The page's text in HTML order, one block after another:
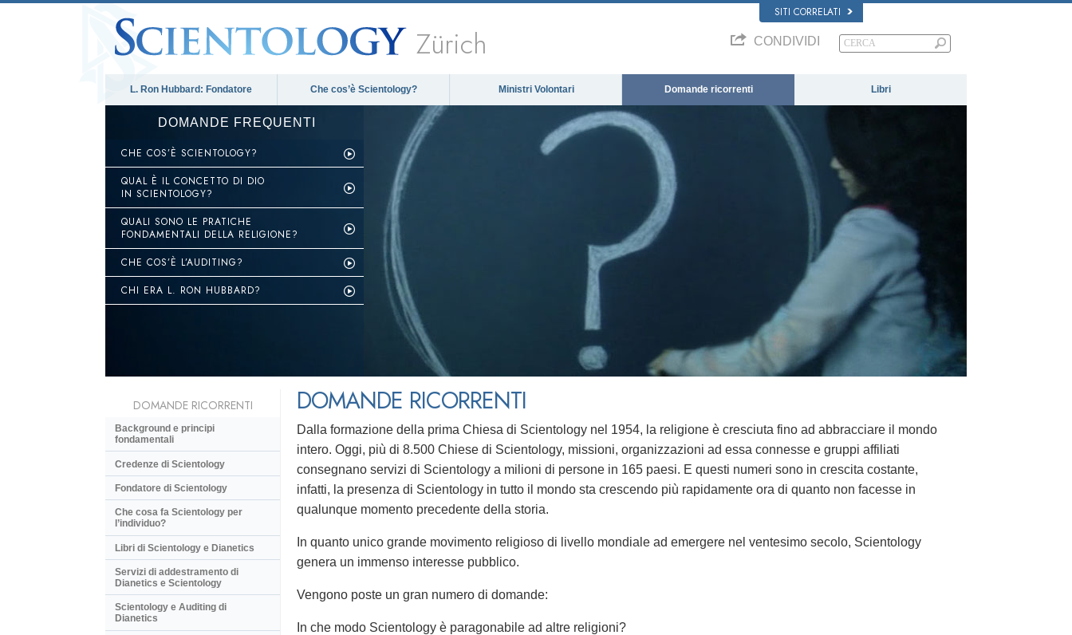
SITI CORRELATI
Zürich CONDIVIDI
L. Ron Hubbard: Fondatore Che cos’è Scientology? Ministri Volontari Domande ricorrenti Libri
DOMANDE FREQUENTI
CHE COS’È SCIENTOLOGY?
QUAL È IL CONCETTO DI DIO
IN SCIENTOLOGY?
QUALI SONO LE PRATICHE
FONDAMENTALI DELLA RELIGIONE?
CHE COS’È L’AUDITING?
CHI ERA L. RON HUBBARD?
DOMANDE RICORRENTI
Dalla formazione della prima Chiesa di Scientology nel 1954, la religione è cresciuta fino ad abbracciare il mondo
intero. Oggi, più di 8.500 Chiese di Scientology, missioni, organizzazioni ad essa connesse e gruppi affiliati
consegnano servizi di Scientology a milioni di persone in 165 paesi. E questi numeri sono in crescita costante,
infatti, la presenza di Scientology in tutto il mondo sta crescendo più rapidamente ora di quanto non facesse in
qualunque momento precedente della storia.
In quanto unico grande movimento religioso di livello mondiale ad emergere nel ventesimo secolo, Scientology
genera un immenso interesse pubblico.
Vengono poste un gran numero di domande:
In che modo Scientology è paragonabile ad altre religioni?
DOMANDE RICORRENTI
Background e principi
fondamentali
Credenze di Scientology
Fondatore di Scientology
Che cosa fa Scientology per
l’individuo?
Libri di Scientology e Dianetics
Servizi di addestramento di
Dianetics e Scientology
Scientology e Auditing di
Dianetics